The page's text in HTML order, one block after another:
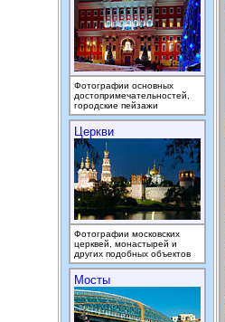
Фотографии основных
достопримечательностей,
городские пейзажи
Церкви
Фотографии московских
церквей, монастырей и
других подобных объектов
Мосты